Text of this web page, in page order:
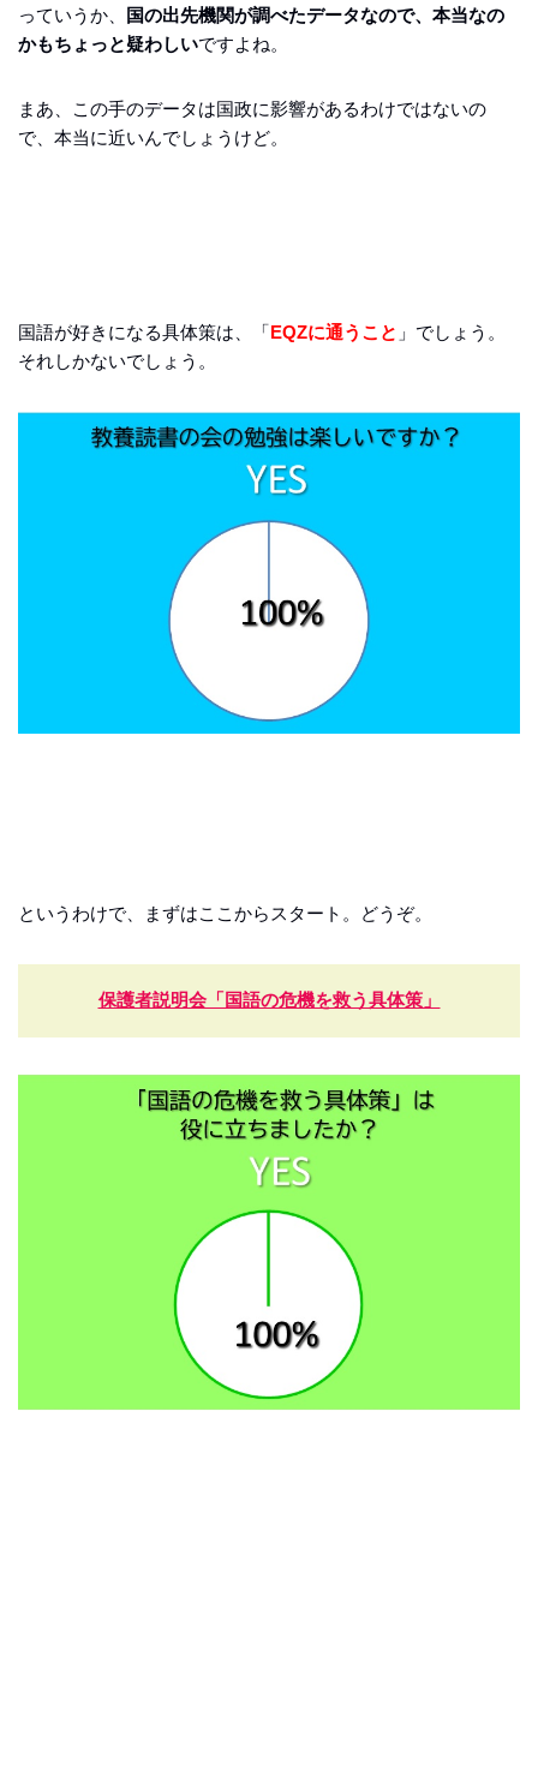
っていうか、
国の出先機関が調べたデータなので、本当なの
かもちょっと疑わしいですよね。
まあ、この手のデータは国政に影響があるわけではないの
で、本当に近いんでしょうけど。
国語が好きになる具体策は、「EQZに通うこと 」でしょう。
それしかないでしょう。
というわけで、まずはここからスタート。どうぞ。
保護者説明会「国語の危機を救う具体策」